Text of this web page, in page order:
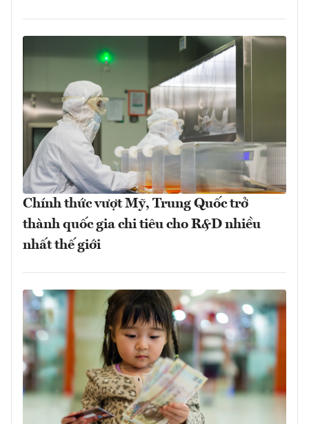
Chính thức vượt Mỹ, Trung Quốc trở
thành quốc gia chi tiêu cho R&D nhiều
nhất thế giới